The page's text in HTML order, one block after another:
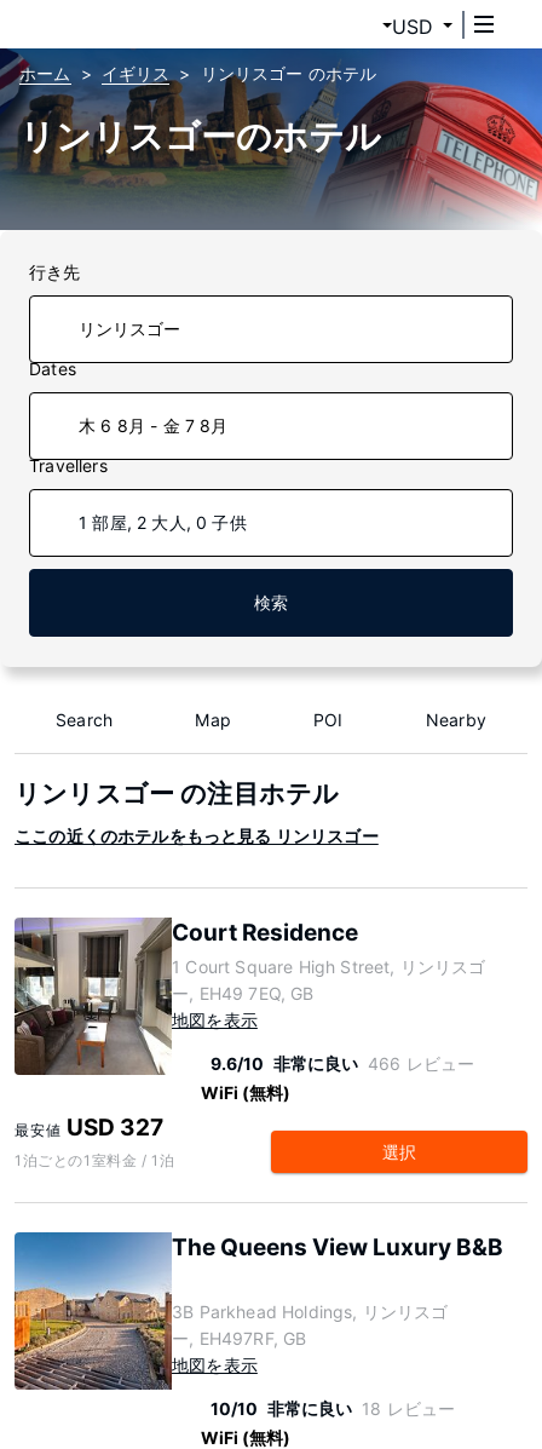
USD
ホーム イギリス リンリスゴー のホテル
リンリスゴーのホテル
行き先
Dates
木 6 8月 - 金 7 8月
Travellers
1 部屋, 2 大人, 0 子供
検索
Search Map POI Nearby
リンリスゴー の注目ホテル
ここの近くのホテルをもっと見る リンリスゴー
Court Residence
1 Court Square High Street, リンリスゴ
ー, EH49 7EQ, GB
地図を表示
9.6/10 非常に良い 466 レビュー
WiFi (無料)
最安値 USD 327
1泊ごとの1室料金 / 1泊 選択
The Queens View Luxury B&B
3B Parkhead Holdings, リンリスゴ
ー, EH497RF, GB
地図を表示
10/10 非常に良い 18 レビュー
WiFi (無料)